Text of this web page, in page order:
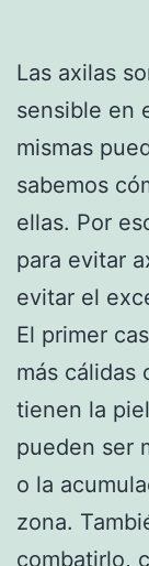
Las axilas
sensible en
mismas
sabemos
ellas. Por
para evitar
evitar el
El primer
más cálidas
tienen la
pueden ser
o la
zona.
combatirlo,